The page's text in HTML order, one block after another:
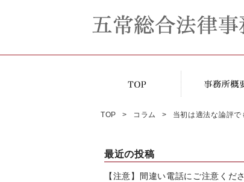
TOP コラム 当初は適法な論評
最近の投稿
【注意】間違い電話にご注意くださ